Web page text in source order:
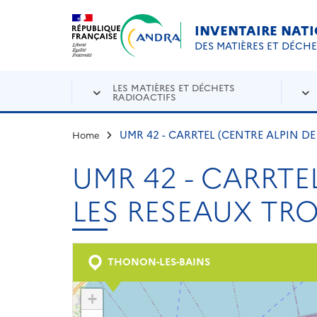
Aller au contenu principal
INVENTAIRE
DES MATIÈRES ET
LES MATIÈRES ET DÉCHETS
RADIOACTIFS
Home UMR 42 - CARRTEL (CENTRE ALPIN
UMR 42 -
LES RESEAUX
THONON-LES-BAINS
+